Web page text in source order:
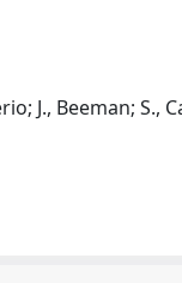
J., Beeman; S.,